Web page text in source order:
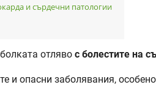
и сърдечни патологии
отляво с болестите на
и опасни заболявания,